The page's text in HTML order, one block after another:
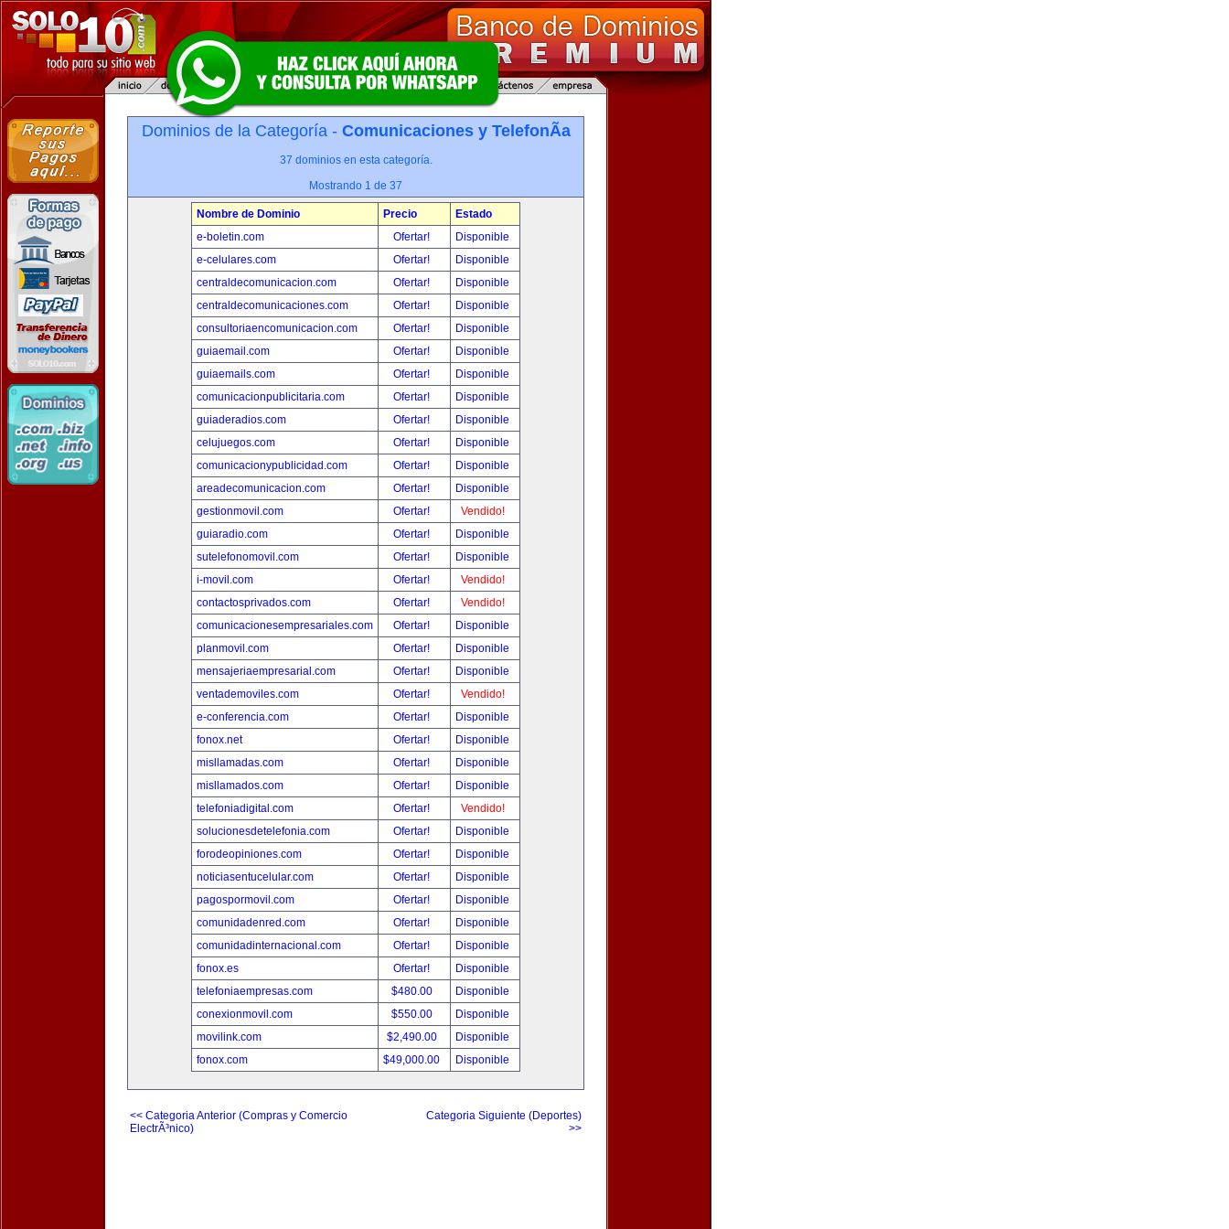
Dominios de la Categoría - Comunicaciones y TelefonÃ­a
37 dominios en esta categoría.
Mostrando 1 de 37
Nombre de Dominio Precio
Estado
e-boletin.com
Ofertar!
Disponible
e-celulares.com
Ofertar!
Disponible
centraldecomunicacion.com
Ofertar!
Disponible
centraldecomunicaciones.com
Ofertar!
Disponible
consultoriaencomunicacion.com
Ofertar!
Disponible
guiaemail.com
Ofertar!
Disponible
guiaemails.com
Ofertar!
Disponible
comunicacionpublicitaria.com
Ofertar!
Disponible
guiaderadios.com
Ofertar!
Disponible
celujuegos.com
Ofertar!
Disponible
comunicacionypublicidad.com
Ofertar!
Disponible
areadecomunicacion.com
Ofertar!
Disponible
gestionmovil.com
Ofertar!
Vendido!
guiaradio.com
Ofertar!
Disponible
sutelefonomovil.com
Ofertar!
Disponible
i-movil.com
Ofertar!
Vendido!
contactosprivados.com
Ofertar!
Vendido!
comunicacionesempresariales.com
Ofertar!
Disponible
planmovil.com
Ofertar!
Disponible
mensajeriaempresarial.com
Ofertar!
Disponible
ventademoviles.com
Ofertar!
Vendido!
e-conferencia.com
Ofertar!
Disponible
fonox.net
Ofertar!
Disponible
misllamadas.com
Ofertar!
Disponible
misllamados.com
Ofertar!
Disponible
telefoniadigital.com
Ofertar!
Vendido!
solucionesdetelefonia.com
Ofertar!
Disponible
forodeopiniones.com
Ofertar!
Disponible
noticiasentucelular.com
Ofertar!
Disponible
pagospormovil.com
Ofertar!
Disponible
comunidadenred.com
Ofertar!
Disponible
comunidadinternacional.com
Ofertar!
Disponible
fonox.es
Ofertar!
Disponible
telefoniaempresas.com
$480.00
Disponible
conexionmovil.com
$550.00
Disponible
movilink.com
$2,490.00
Disponible
fonox.com
$49,000.00 Disponible
<< Categoria Anterior (Compras y Comercio
ElectrÃ³nico)
Categoria Siguiente (Deportes)
>>